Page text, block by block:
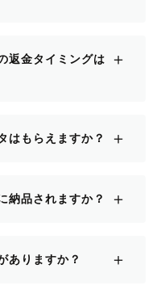
返金タイミングは
＋
はもらえますか？ ＋
納品されますか？ ＋
ありますか？ ＋